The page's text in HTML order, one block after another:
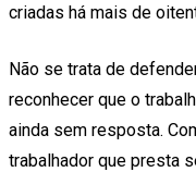
criadas há mais de
Não se trata de
reconhecer que o
ainda sem resposta.
trabalhador que presta